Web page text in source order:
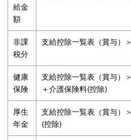
給金
額
非課
税分
支給控除一覧表（賞与）
健康
保険
支給控除一覧表（賞与）
＋介護保険料(控除)
厚生
年金
支給控除一覧表（賞与）
(控除)